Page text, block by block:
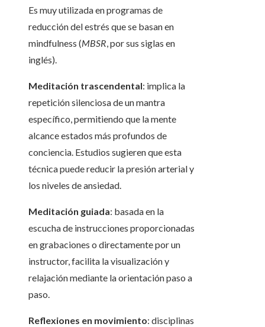
Es muy utilizada en programas de
reducción del estrés que se basan en
mindfulness (MBSR, por sus siglas en
inglés).
Meditación trascendental: implica la
repetición silenciosa de un mantra
específico, permitiendo que la mente
alcance estados más profundos de
conciencia. Estudios sugieren que esta
técnica puede reducir la presión arterial y
los niveles de ansiedad.
Meditación guiada: basada en la
escucha de instrucciones proporcionadas
en grabaciones o directamente por un
instructor, facilita la visualización y
relajación mediante la orientación paso a
paso.
Reflexiones en movimiento: disciplinas